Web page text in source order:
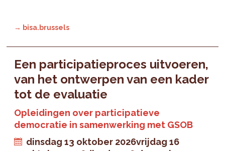
→ bisa.brussels
Een participatieproces uitvoeren,
van het ontwerpen van een kader
tot de evaluatie
Opleidingen over participatieve
democratie in samenwerking met GSOB
dinsdag 13 oktober 2026vrijdag 16